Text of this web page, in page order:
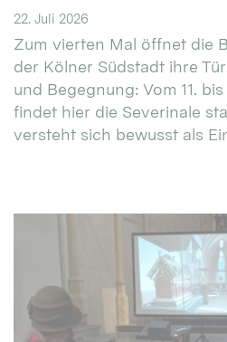
22. Juli 2026
Zum vierten Mal öffnet die
der Kölner Südstadt ihre
und Begegnung: Vom 11.
findet hier die Severinale
versteht sich bewusst als